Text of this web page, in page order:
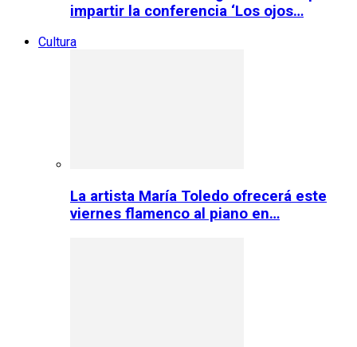
impartir la conferencia ‘Los ojos…
Cultura
La artista María Toledo ofrecerá este
viernes flamenco al piano en…